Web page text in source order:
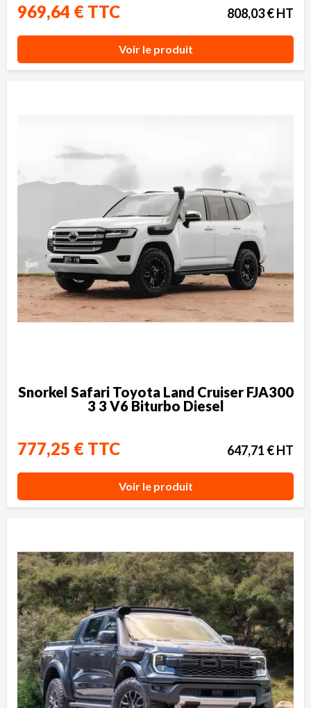
969,64 € TTC 808,03 € HT
Voir le produit
Snorkel Safari Toyota Land Cruiser FJA300
3 3 V6 Biturbo Diesel
777,25 € TTC 647,71 € HT
Voir le produit